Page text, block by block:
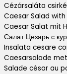
Cézársaláta
Caesar Salad with
Caesar Salat mit
Салат Цезарь с
Insalata cesare
Caesarsalade
Salade césar au